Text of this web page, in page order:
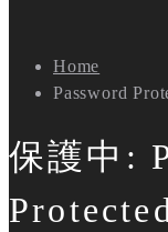
Home
Password
保護中: